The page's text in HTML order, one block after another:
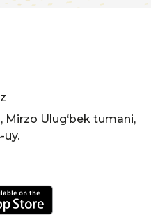
Mirzo Ulug‘bek tumani,
uy.